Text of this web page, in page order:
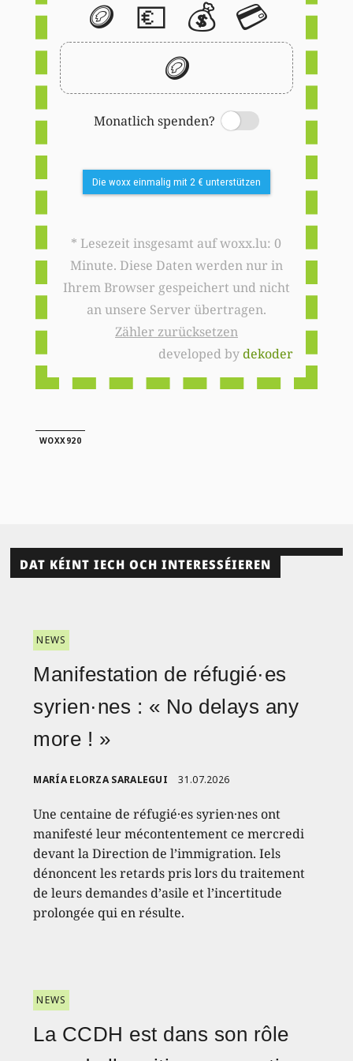
🪙 💶 💰 💳
🪙
Monatlich spenden?
Switch
Die woxx einmalig mit 2 € unterstützen
* Lesezeit insgesamt auf woxx.lu: 0
Minute. Diese Daten werden nur in
Ihrem Browser gespeichert und nicht
an unsere Server übertragen.
Zähler zurücksetzen
developed bydekoder
WOXX920
DAT KÉINT IECH OCH INTERESSÉIEREN
NEWS
Manifestation de réfugié·es
syrien·nes : « No delays any
more ! »
MARÍA ELORZA SARALEGUI 31.07.2026
Une centaine de réfugié·es syrien·nes ont
manifesté leur mécontentement ce mercredi
devant la Direction de l’immigration. Iels
dénoncent les retards pris lors du traitement
de leurs demandes d’asile et l’incertitude
prolongée qui en résulte.
NEWS
La CCDH est dans son rôle